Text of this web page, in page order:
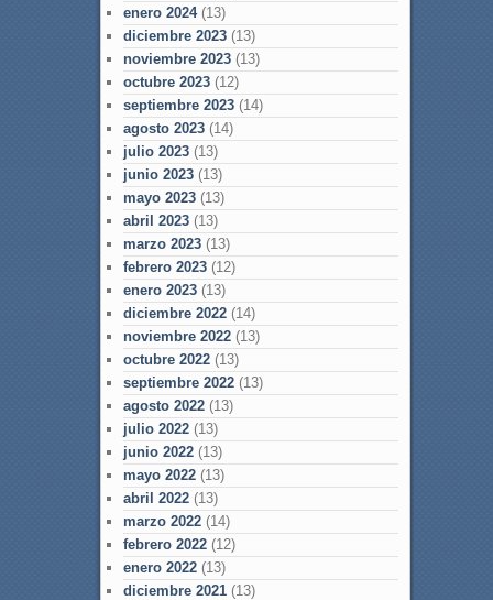
enero 2024(13)
diciembre 2023(13)
noviembre 2023(13)
octubre 2023(12)
septiembre 2023(14)
agosto 2023(14)
julio 2023(13)
junio 2023(13)
mayo 2023(13)
abril 2023(13)
marzo 2023(13)
febrero 2023(12)
enero 2023(13)
diciembre 2022(14)
noviembre 2022(13)
octubre 2022(13)
septiembre 2022(13)
agosto 2022(13)
julio 2022(13)
junio 2022(13)
mayo 2022(13)
abril 2022(13)
marzo 2022(14)
febrero 2022(12)
enero 2022(13)
diciembre 2021(13)